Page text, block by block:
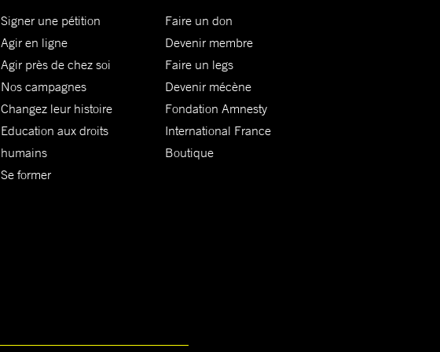
Signer une pétition
Agir en ligne
Agir près de chez soi
Nos campagnes
Changez leur histoire
Education aux droits
humains
Se former
Faire un don
Devenir membre
Faire un legs
Devenir mécène
Fondation Amnesty
International France
Boutique